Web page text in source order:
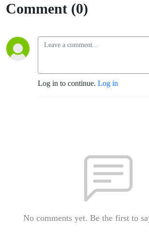
Comment (0)
Log in to continue. Log in
No comments yet. Be the first to